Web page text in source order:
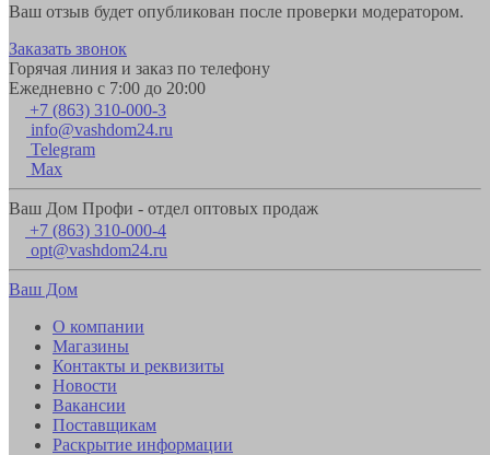
Ваш отзыв будет опубликован после проверки модератором.
Заказать звонок
Горячая линия и заказ по телефону
Ежедневно с 7:00 до 20:00
+7 (863) 310-000-3
info@vashdom24.ru
Telegram
Max
Ваш Дом Профи - отдел оптовых продаж
+7 (863) 310-000-4
opt@vashdom24.ru
Ваш Дом
О компании
Магазины
Контакты и реквизиты
Новости
Вакансии
Поставщикам
Раскрытие информации